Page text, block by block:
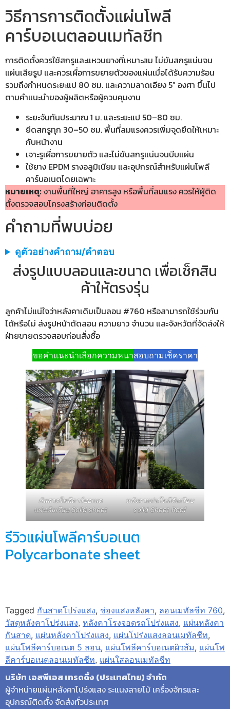
วิธีการการติดตั้งแผ่นโพลี
คาร์บอเนตลอนเมทัลชีท
การติดตั้งควรใช้สกรูและแหวนยางที่เหมาะสม ไม่ขันสกรูแน่นจน
แผ่นเสียรูป และควรเผื่อการขยายตัวของแผ่นเมื่อได้รับความร้อน
รวมถึงกำหนดระยะแป 80 ซม. และความลาดเอียง 5° องศา ขึ้นไป
ตามคำแนะนำของผู้ผลิตหรือผู้ควบคุมงาน
ระยะจันทันประมาณ 1 ม. และระยะแป 50–80 ซม.
ยึดสกรูทุก 30–50 ซม. พื้นที่ลมแรงควรเพิ่มจุดยึดให้เหมาะ
กับหน้างาน
เจาะรูเผื่อการขยายตัว และไม่ขันสกรูแน่นจนบีบแผ่น
ใช้ยาง EPDM รางอลูมิเนียม และอุปกรณ์สำหรับแผ่นโพลี
คาร์บอเนตโดยเฉพาะ
หมายเหตุ:งานพื้นที่ใหญ่ อาคารสูง หรือพื้นที่ลมแรง ควรให้ผู้ติด
ตั้งตรวจสอบโครงสร้างก่อนติดตั้ง
คำถามที่พบบ่อย
ดูตัวอย่างคำถาม/คำตอบ
ส่งรูปแบบลอนและขนาด เพื่อเช็กสิน
ค้าให้ตรงรุ่น
ลูกค้าไม่แน่ใจว่าหลังคาเดิมเป็นลอน #760 หรือสามารถใช้ร่วมกัน
ได้หรือไม่ ส่งรูปหน้าตัดลอน ความยาว จำนวน และจังหวัดที่จัดส่งให้
ฝ่ายขายตรวจสอบก่อนสั่งซื้อ
ขอคำแนะนำเลือกความหนาสอบถามเช็คราคา
กันสาดโพลีคาร์บอเนต
แผ่นตันเรียบ Solid sheet
หลังคาแผ่นโพลีตันเรียบ
solid Sheet Roof
รีวิวแผ่นโพลีคาร์บอเนต
Polycarbonate sheet
Tagged กันสาดโปร่งแสง, ช่องแสงหลังคา, ลอนเมทัลชีท 760,
วัสดุหลังคาโปร่งแสง, หลังคาโรงจอดรถโปร่งแสง, แผ่นหลังคา
กันสาด, แผ่นหลังคาโปร่งแสง, แผ่นโปร่งแสงลอนเมทัลชีท,
แผ่นโพลีคาร์บอเนต 5 ลอน, แผ่นโพลีคาร์บอเนตผิวส้ม, แผ่นโพ
ลีคาร์บอเนตลอนเมทัลชีท, แผ่นใสลอนเมทัลชีท
บริษัท เอสพีเอส เทรดดิ้ง (ประเทศไทย) จำกัด
ผู้จำหน่ายแผ่นหลังคาโปร่งแสง ระแนงลายไม้ เครื่องจักรและ
อุปกรณ์ติดตั้ง จัดส่งทั่วประเทศ